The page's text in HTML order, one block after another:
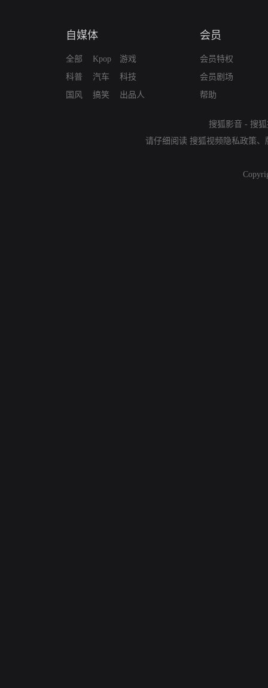
自媒体
全部
科普
国风
Kpop
汽车
搞笑
游戏
科技
出品人
会员
会员特权
会员剧场
帮助
搜狐影音 - 搜
请仔细阅读 搜狐视频隐私政策、